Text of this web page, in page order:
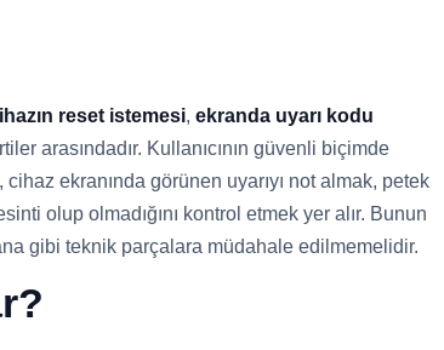
reset istemesi, ekranda uyarı kodu
arasındadır. Kullanıcının güvenli biçimde
ekranında görünen uyarıyı not almak, petek
olup olmadığını kontrol etmek yer alır. Bunun
gibi teknik parçalara müdahale edilmemelidir.